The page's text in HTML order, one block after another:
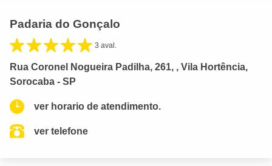
Padaria do Gonçalo
3 aval.
Rua Coronel Nogueira Padilha, 261, , Vila Hortência,
Sorocaba - SP
ver horario de atendimento.
ver telefone